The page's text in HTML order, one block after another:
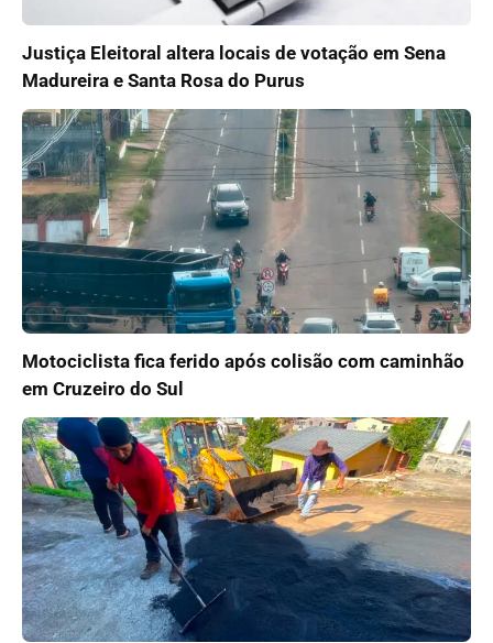
Justiça Eleitoral altera locais de votação em Sena
Madureira e Santa Rosa do Purus
Motociclista fica ferido após colisão com caminhão
em Cruzeiro do Sul